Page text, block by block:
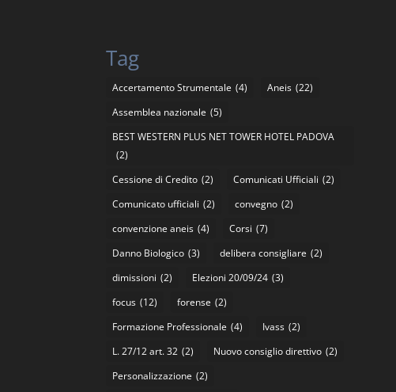
Tag
Accertamento Strumentale (4) Aneis (22)
Assemblea nazionale (5)
BEST WESTERN PLUS NET TOWER HOTEL PADOVA
(2)
Cessione di Credito (2) Comunicati Ufficiali (2)
Comunicato ufficiali (2) convegno (2)
convenzione aneis (4) Corsi (7)
Danno Biologico (3) delibera consigliare (2)
dimissioni (2) Elezioni 20/09/24 (3)
focus (12) forense (2)
Formazione Professionale (4) Ivass (2)
L. 27/12 art. 32 (2) Nuovo consiglio direttivo (2)
Personalizzazione (2)